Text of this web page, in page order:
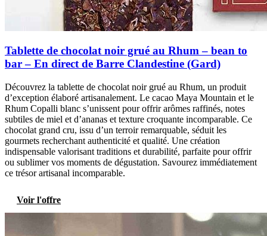
Tablette de chocolat noir grué au Rhum – bean to
bar – En direct de Barre Clandestine (Gard)
Découvrez la tablette de chocolat noir grué au Rhum, un produit
d’exception élaboré artisanalement. Le cacao Maya Mountain et le
Rhum Copalli blanc s’unissent pour offrir arômes raffinés, notes
subtiles de miel et d’ananas et texture croquante incomparable. Ce
chocolat grand cru, issu d’un terroir remarquable, séduit les
gourmets recherchant authenticité et qualité. Une création
indispensable valorisant traditions et durabilité, parfaite pour offrir
ou sublimer vos moments de dégustation. Savourez immédiatement
ce trésor artisanal incomparable.
Voir l'offre